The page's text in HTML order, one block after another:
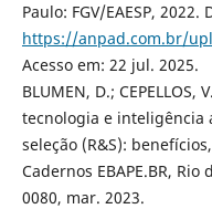
Paulo: FGV/EAESP,
https://anpad.com.br/
Acesso em: 22 jul. 2025.
BLUMEN, D.;
tecnologia e inteligência
seleção (R&S):
Cadernos EBAPE.BR,
0080, mar. 2023.